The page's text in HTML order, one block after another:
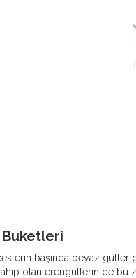
Buketleri
başında beyaz güller
olan erengüllerin de